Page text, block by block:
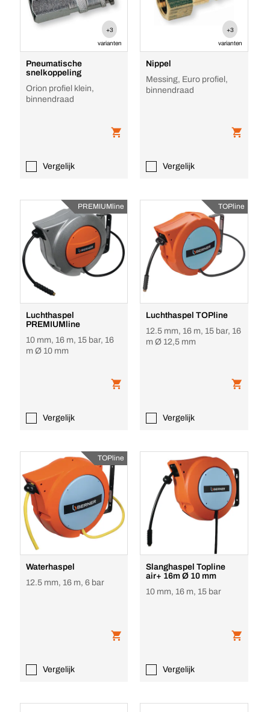
+3
varianten
Pneumatische
snelkoppeling
Orion profiel klein,
binnendraad
Vergelijk
+3
varianten
Nippel
Messing, Euro profiel,
binnendraad
Vergelijk
PREMIUMline
Luchthaspel
PREMIUMline
10 mm, 16 m, 15 bar, 16
m Ø 10 mm
Vergelijk
TOPline
Luchthaspel TOPline
12.5 mm, 16 m, 15 bar, 16
m Ø 12,5 mm
Vergelijk
TOPline
Waterhaspel
12.5 mm, 16 m, 6 bar
Vergelijk
Slanghaspel Topline
air+ 16m Ø 10 mm
10 mm, 16 m, 15 bar
Vergelijk